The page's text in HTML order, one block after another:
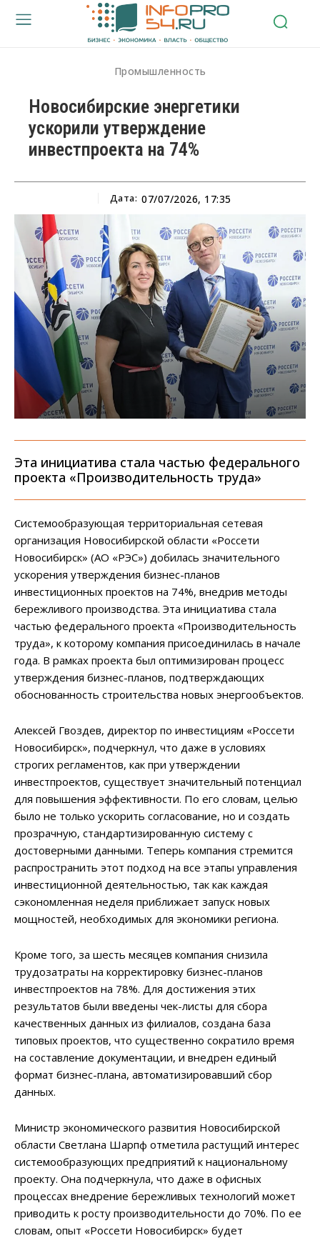
Промышленность
Новосибирские энергетики
ускорили утверждение
инвестпроекта на 74%
Дата: 07/07/2026, 17:35
Эта инициатива стала частью федерального
проекта «Производительность труда»
Системообразующая территориальная сетевая
организация Новосибирской области «Россети
Новосибирск» (АО «РЭС») добилась значительного
ускорения утверждения бизнес-планов
инвестиционных проектов на 74%, внедрив методы
бережливого производства. Эта инициатива стала
частью федерального проекта «Производительность
труда», к которому компания присоединилась в начале
года. В рамках проекта был оптимизирован процесс
утверждения бизнес-планов, подтверждающих
обоснованность строительства новых энергообъектов.
Алексей Гвоздев, директор по инвестициям «Россети
Новосибирск», подчеркнул, что даже в условиях
строгих регламентов, как при утверждении
инвестпроектов, существует значительный потенциал
для повышения эффективности. По его словам, целью
было не только ускорить согласование, но и создать
прозрачную, стандартизированную систему с
достоверными данными. Теперь компания стремится
распространить этот подход на все этапы управления
инвестиционной деятельностью, так как каждая
сэкономленная неделя приближает запуск новых
мощностей, необходимых для экономики региона.
Кроме того, за шесть месяцев компания снизила
трудозатраты на корректировку бизнес-планов
инвестпроектов на 78%. Для достижения этих
результатов были введены чек-листы для сбора
качественных данных из филиалов, создана база
типовых проектов, что существенно сократило время
на составление документации, и внедрен единый
формат бизнес-плана, автоматизировавший сбор
данных.
Министр экономического развития Новосибирской
области Светлана Шарпф отметила растущий интерес
системообразующих предприятий к национальному
проекту. Она подчеркнула, что даже в офисных
процессах внедрение бережливых технологий может
приводить к росту производительности до 70%. По ее
словам, опыт «Россети Новосибирск» будет